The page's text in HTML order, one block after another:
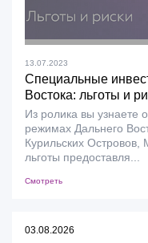
13.07.2023
Специальные
Востока: льготы и
Из ролика вы узнаете
режимах Дальнего
Курильских
льготы предоставля...
Смотреть
03.08.2026